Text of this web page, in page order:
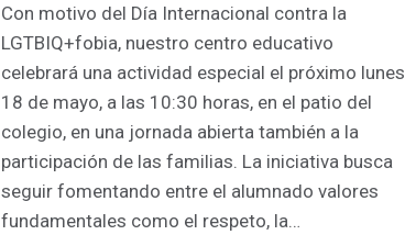
Con motivo del Día Internacional contra la
LGTBIQ+fobia, nuestro centro educativo
celebrará una actividad especial el próximo lunes
18 de mayo, a las 10:30 horas, en el patio del
colegio, en una jornada abierta también a la
participación de las familias. La iniciativa busca
seguir fomentando entre el alumnado valores
fundamentales como el respeto, la…